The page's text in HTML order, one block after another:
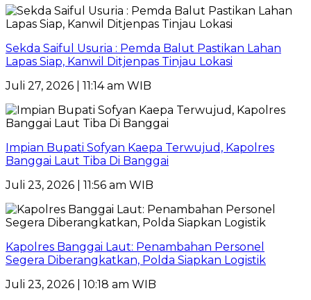
Sekda Saiful Usuria : Pemda Balut Pastikan Lahan
Lapas Siap, Kanwil Ditjenpas Tinjau Lokasi
Juli 27, 2026 | 11:14 am WIB
Impian Bupati Sofyan Kaepa Terwujud, Kapolres
Banggai Laut Tiba Di Banggai
Juli 23, 2026 | 11:56 am WIB
Kapolres Banggai Laut: Penambahan Personel
Segera Diberangkatkan, Polda Siapkan Logistik
Juli 23, 2026 | 10:18 am WIB